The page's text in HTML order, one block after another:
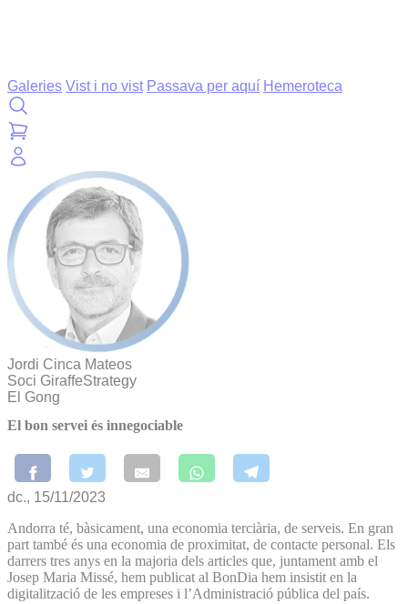
Galeries Vist i no vist Passava per aquí Hemeroteca
Jordi Cinca Mateos
Soci GiraffeStrategy
El Gong
El bon servei és innegociable
dc., 15/11/2023
Andorra té, bàsicament, una economia terciària, de serveis. En gran
part també és una economia de proximitat, de contacte personal. Els
darrers tres anys en la majoria dels articles que, juntament amb el
Josep Maria Missé, hem publicat al BonDia hem insistit en la
digitalització de les empreses i l’Administració pública del país.